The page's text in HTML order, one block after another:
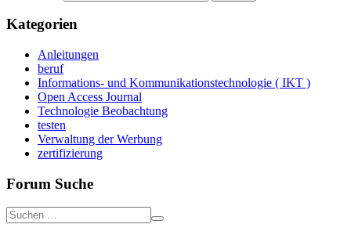
Kategorien
Anleitungen
beruf
Informations- und Kommunikationstechnologie ( IKT )
Open Access Journal
Technologie Beobachtung
testen
Verwaltung der Werbung
zertifizierung
Forum Suche